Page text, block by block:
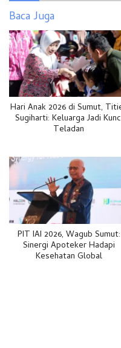
Baca Juga
Hari Anak 2026 di Sumut,
Sugiharti: Keluarga Jadi
Teladan
PIT IAI 2026, Wagub Sumut:
Sinergi Apoteker Hadapi
Kesehatan Global